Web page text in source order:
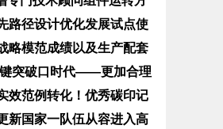
路径设计优化发展试点使
略模范成绩以及生产配套
键突破口时代——更加合理
效范例转化！优秀碳印记
新国家一队伍从容进入高